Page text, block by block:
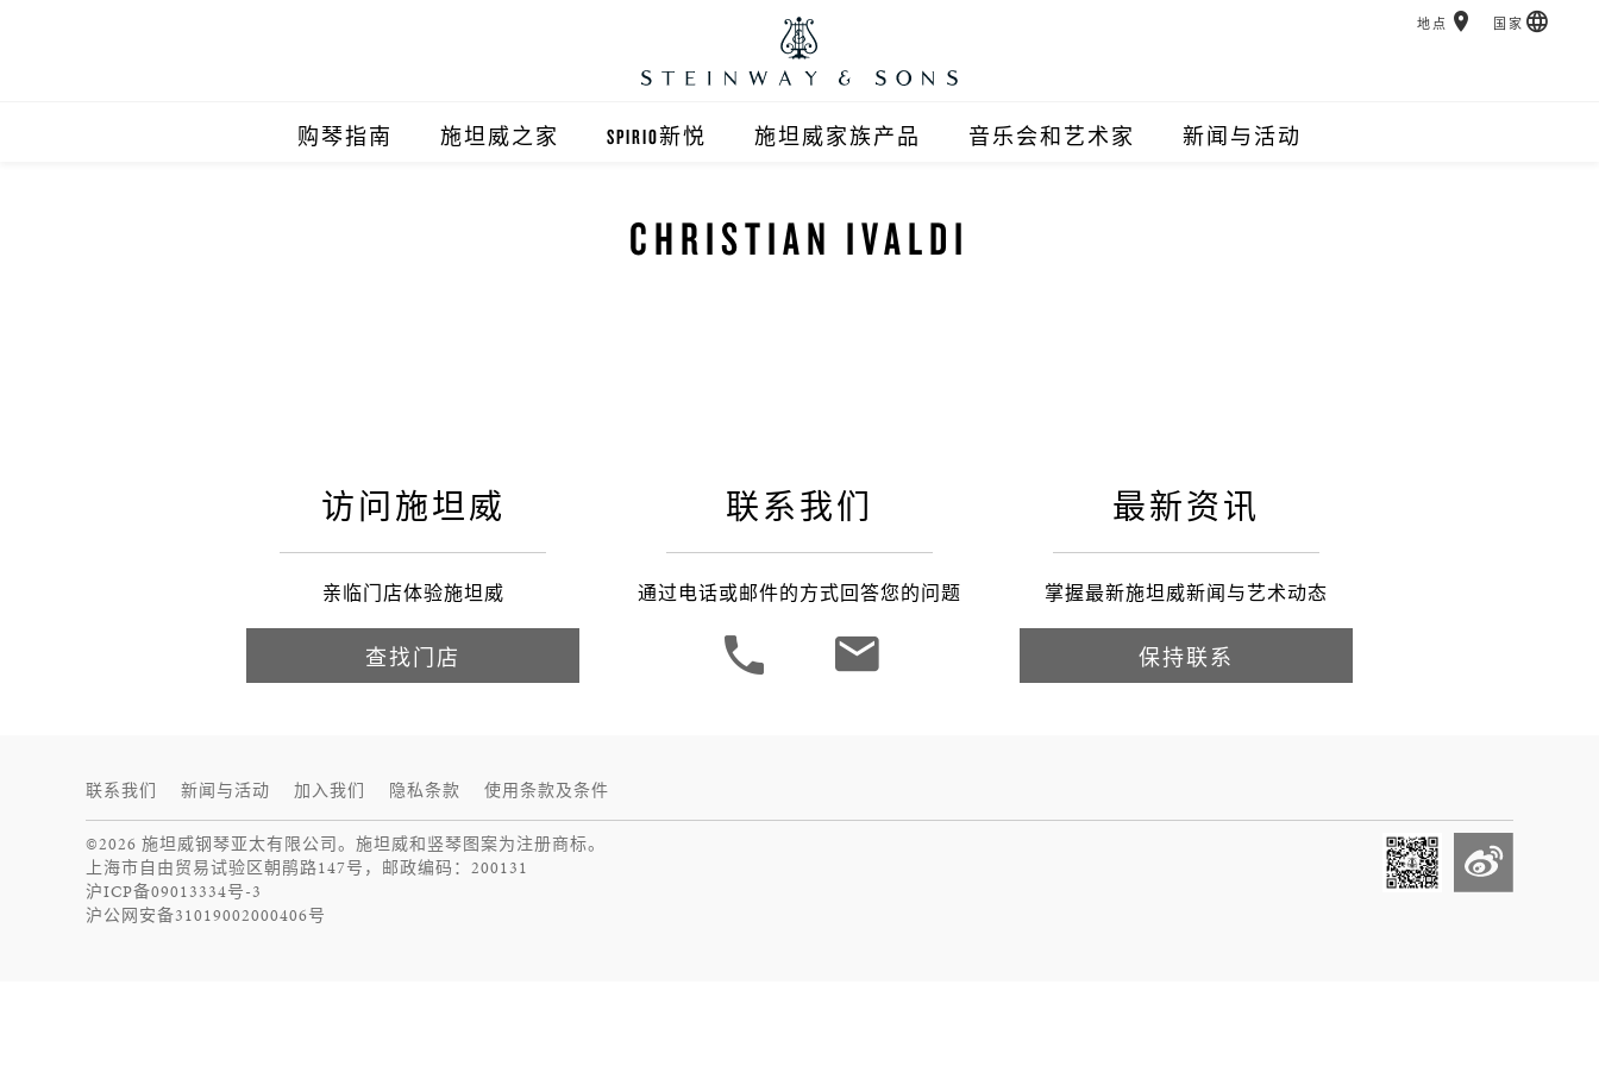
购琴指南 施坦威之家
施坦威之家杭州
施坦威之家成都
SPIRIO新悦 施坦威家族产品
波士顿钢琴
音乐会和艺术家 新闻与活动
地点 国家
CHRISTIAN IVALDI
访问施坦威
亲临门店体验施坦威
查找门店
联系我们
通过电话或邮件的方式回答您的问题
最新资讯
掌握最新施坦威新闻与艺术动态
保持联系
联系我们 新闻与活动 加入我们 隐私条款 使用条款及条件
©2026 施坦威钢琴亚太有限公司。施坦威和竖琴图案为注册商标。
上海市自由贸易试验区朝鹃路147号，邮政编码：200131
沪ICP备09013334号-3
沪公网安备31019002000406号